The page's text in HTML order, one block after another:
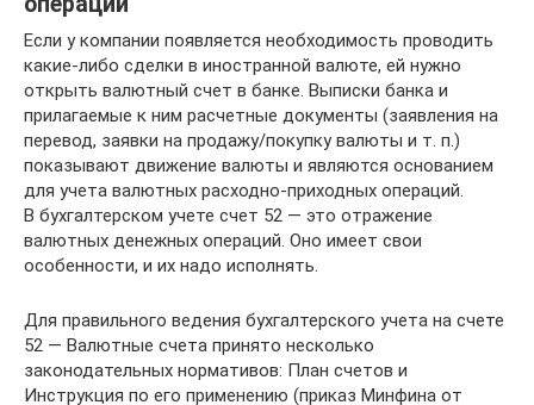
Если у компании появляется необходимость проводить
какие-либо сделки в иностранной валюте, ей нужно
открыть валютный счет в банке. Выписки банка и
прилагаемые к ним расчетные документы (заявления на
перевод, заявки на продажу/покупку валюты и т. п.)
показывают движение валюты и являются основанием
для учета валютных расходно-приходных операций.
В бухгалтерском учете счет 52 — это отражение
валютных денежных операций. Оно имеет свои
особенности, и их надо исполнять.
Для правильного ведения бухгалтерского учета на счете
52 — Валютные счета принято несколько
законодательных нормативов: План счетов и
Инструкция по его применению (приказ Минфина от